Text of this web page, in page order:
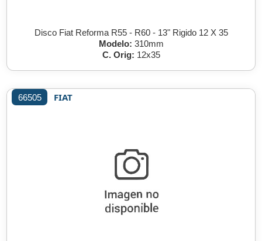
Disco Fiat Reforma R55 - R60 - 13" Rigido 12 X 35
Modelo: 310mm
C. Orig: 12x35
66505 FIAT